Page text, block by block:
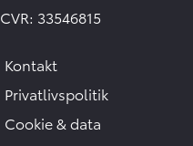
CVR: 33546815
Kontakt
Privatlivspolitik
Cookie & data